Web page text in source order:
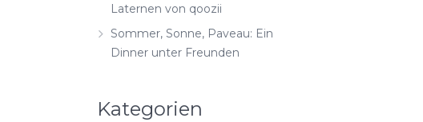
Laternen von qoozii
Sommer, Sonne, Paveau: Ein
Dinner unter Freunden
Kategorien